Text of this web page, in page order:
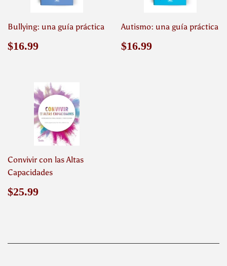
Bullying: una guía práctica
Precio
$16.99
Autismo: una guía práctica
Precio
$16.99
Convivir con las Altas
Capacidades
Precio
$25.99